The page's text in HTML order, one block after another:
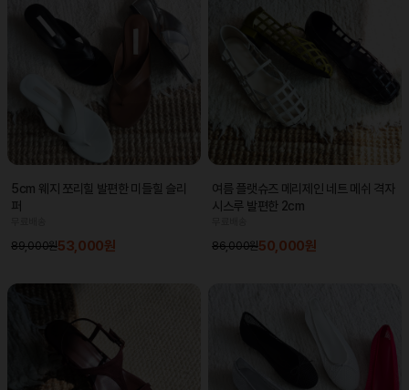
5cm 웨지 쪼리힐 발편한 미들힐 슬리
퍼
89,000원53,000원
여름 플랫슈즈 메리제인 네트 메쉬 격자
시스루 발편한 2cm
86,000원50,000원